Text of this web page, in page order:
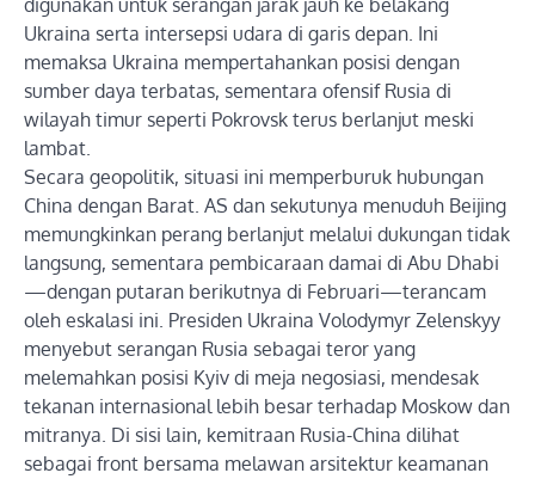
digunakan untuk serangan jarak jauh ke belakang
Ukraina serta intersepsi udara di garis depan. Ini
memaksa Ukraina mempertahankan posisi dengan
sumber daya terbatas, sementara ofensif Rusia di
wilayah timur seperti Pokrovsk terus berlanjut meski
lambat.
Secara geopolitik, situasi ini memperburuk hubungan
China dengan Barat. AS dan sekutunya menuduh Beijing
memungkinkan perang berlanjut melalui dukungan tidak
langsung, sementara pembicaraan damai di Abu Dhabi
—dengan putaran berikutnya di Februari—terancam
oleh eskalasi ini. Presiden Ukraina Volodymyr Zelenskyy
menyebut serangan Rusia sebagai teror yang
melemahkan posisi Kyiv di meja negosiasi, mendesak
tekanan internasional lebih besar terhadap Moskow dan
mitranya. Di sisi lain, kemitraan Rusia-China dilihat
sebagai front bersama melawan arsitektur keamanan